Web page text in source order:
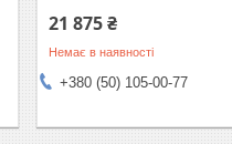
21 875 ₴
Немає в наявності
+380 (50) 105-00-77